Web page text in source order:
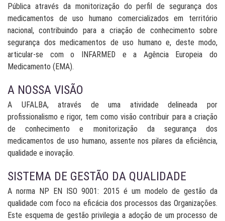
Pública através da monitorização do perfil de segurança dos
medicamentos de uso humano comercializados em território
nacional, contribuindo para a criação de conhecimento sobre
segurança dos medicamentos de uso humano e, deste modo,
articular-se com o INFARMED e a Agência Europeia do
Medicamento (EMA).
A NOSSA VISÃO
A UFALBA, através de uma atividade delineada por
profissionalismo e rigor, tem como visão contribuir para a criação
de conhecimento e monitorização da segurança dos
medicamentos de uso humano, assente nos pilares da eficiência,
qualidade e inovação.
SISTEMA DE GESTÃO DA QUALIDADE
A norma NP EN ISO 9001: 2015 é um modelo de gestão da
qualidade com foco na eficácia dos processos das Organizações.
Este esquema de gestão privilegia a adoção de um processo de